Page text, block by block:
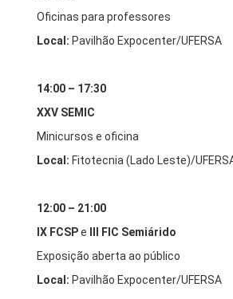
Oficinas para professores
Local: Pavilhão Expocenter/UFERSA
14:00 – 17:30
XXV SEMIC
Minicursos e oficina
Local: Fitotecnia (Lado Leste)/
12:00 – 21:00
IX FCSPe
III FIC Semiárido
Exposição aberta ao público
Local: Pavilhão Expocenter/UFERSA